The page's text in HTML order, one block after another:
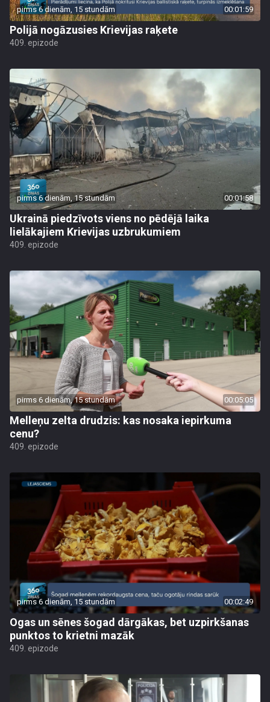
pirms 6 dienām, 15 stundām 00:01:59
Polijā nogāzusies Krievijas raķete
409. epizode
pirms 6 dienām, 15 stundām 00:01:58
Ukrainā piedzīvots viens no pēdējā laika
lielākajiem Krievijas uzbrukumiem
409. epizode
pirms 6 dienām, 15 stundām 00:05:05
Melleņu zelta drudzis: kas nosaka iepirkuma
cenu?
409. epizode
pirms 6 dienām, 15 stundām 00:02:49
Ogas un sēnes šogad dārgākas, bet uzpirkšanas
punktos to krietni mazāk
409. epizode